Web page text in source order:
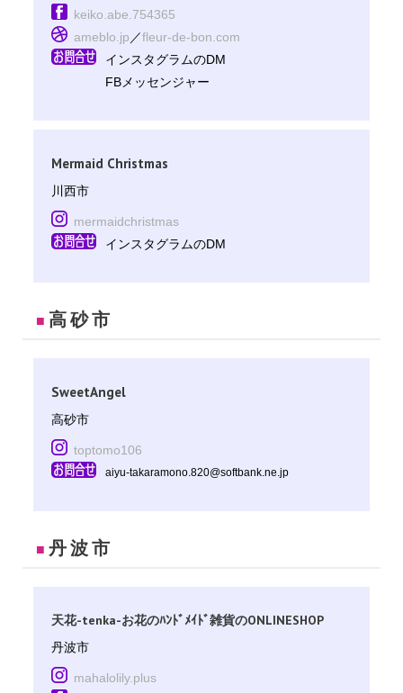
keiko.abe.754365
ameblo.jp ／fleur-de-bon.com
インスタグラムのDM
FBメッセンジャー
Mermaid Christmas
川西市
mermaidchristmas
インスタグラムのDM
■ 高砂市
SweetAngel
高砂市
toptomo106
aiyu-takaramono.820@softbank.ne.jp
■ 丹波市
天花-tenka-お花のﾊﾝﾄﾞﾒｲﾄﾞ雑貨のONLINESHOP
丹波市
mahalolily.plus